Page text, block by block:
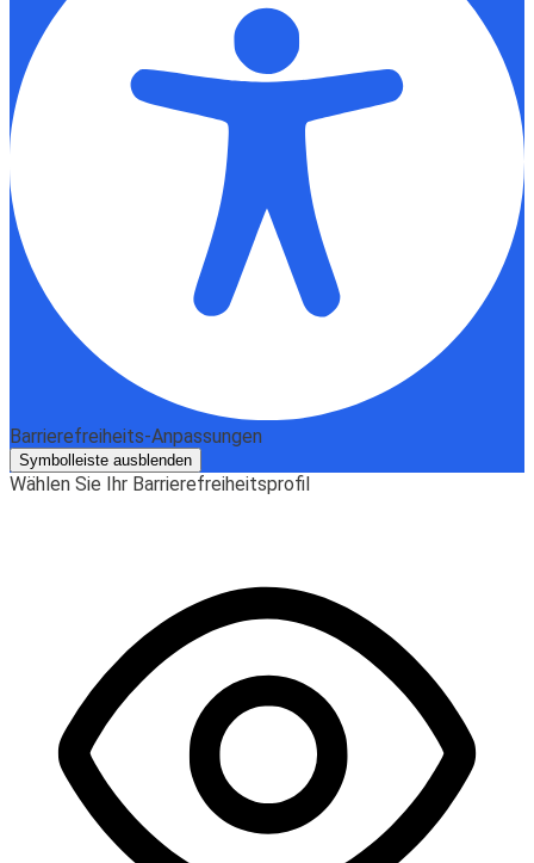
Barrierefreiheits-Anpassungen
Symbolleiste ausblenden
Wählen Sie Ihr Barrierefreiheitsprofil